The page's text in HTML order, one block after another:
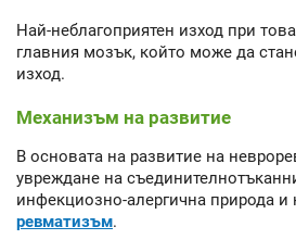
Най-неблагоприятен изход при
главния мозък, който може да
изход.
Механизъм на развитие
В основата на развитие на
увреждане на
инфекциозно-алергична природа и
ревматизъм.